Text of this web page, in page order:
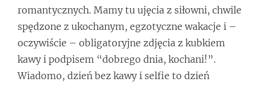
romantycznych. Mamy tu ujęcia z siłowni, chwile
spędzone z ukochanym, egzotyczne wakacje i –
oczywiście – obligatoryjne zdjęcia z kubkiem
kawy i podpisem “dobrego dnia, kochani!”.
Wiadomo, dzień bez kawy i selfie to dzień